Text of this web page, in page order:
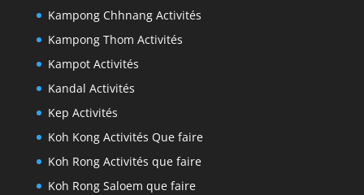
Kampong Chhnang Activités
Kampong Thom Activités
Kampot Activités
Kandal Activités
Kep Activités
Koh Kong Activités Que faire
Koh Rong Activités que faire
Koh Rong Saloem que faire